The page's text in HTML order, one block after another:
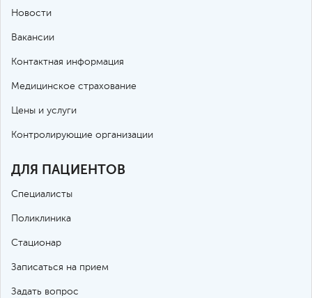
Новости
Вакансии
Контактная информация
Медицинское страхование
Цены и услуги
Контролирующие организации
ДЛЯ ПАЦИЕНТОВ
Специалисты
Поликлиника
Стационар
Записаться на прием
Задать вопрос